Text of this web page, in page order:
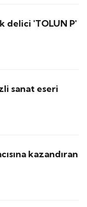
delici 'TOLUN P'
sanat eseri
kazandıran